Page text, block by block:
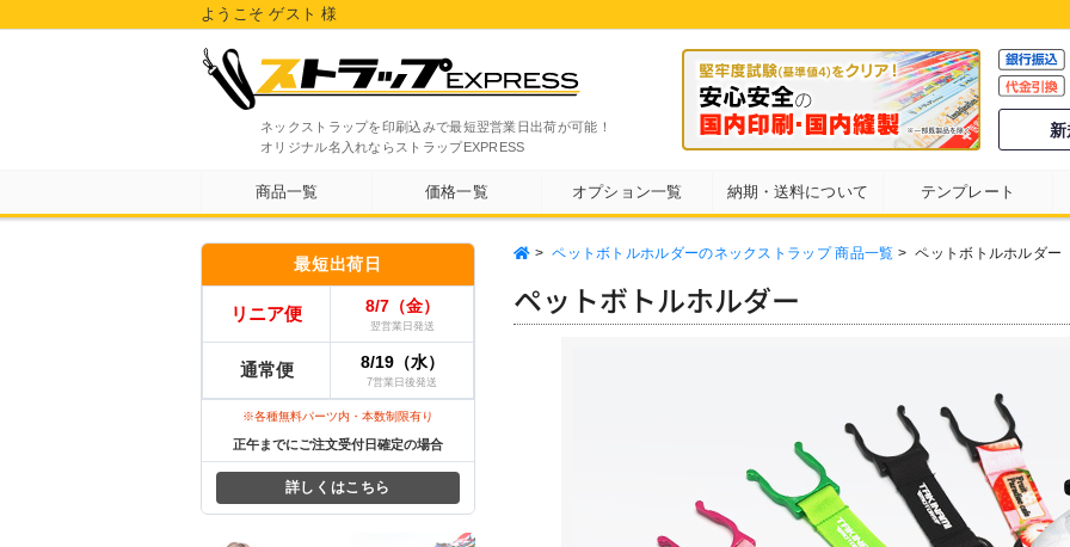
ようこそ ゲスト 様
ネックストラップを印刷込みで最短翌営業日出荷が可能！
オリジナル名入れならストラップEXPRESS
商品一覧 価格一覧 オプション一覧 納期・送料について テンプレート
最短出荷日
リニア便 8/7（金）
翌営業日発送
通常便 8/19（水）
7営業日後発送
※各種無料パーツ内・本数制限有り
正午までにご注文受付日確定の場合
詳しくはこちら
> ペットボトルホルダーのネックストラップ 商品一覧 > ペットボトルホルダー
ペットボトルホルダー